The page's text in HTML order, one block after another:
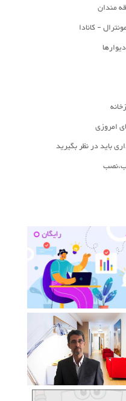
مندان
- کانادا